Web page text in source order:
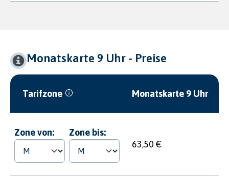
Monatskarte 9 Uhr - Preise
Tarifzone Monatskarte 9 Uhr
Zone von:
Zone bis:
63,50 €